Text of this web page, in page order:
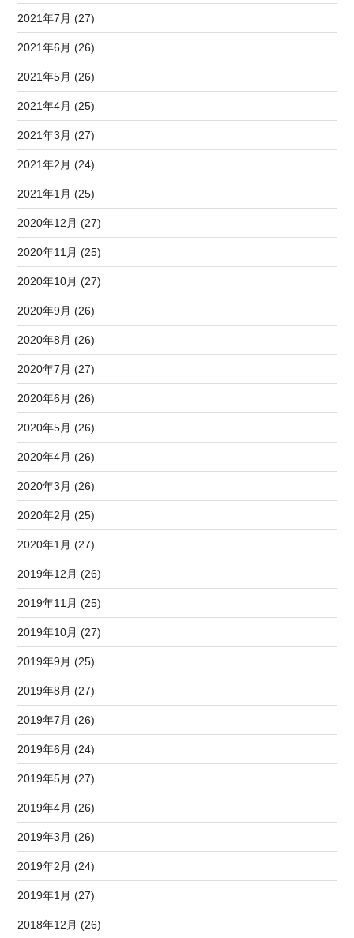
2021年7月 (27)
2021年6月 (26)
2021年5月 (26)
2021年4月 (25)
2021年3月 (27)
2021年2月 (24)
2021年1月 (25)
2020年12月 (27)
2020年11月 (25)
2020年10月 (27)
2020年9月 (26)
2020年8月 (26)
2020年7月 (27)
2020年6月 (26)
2020年5月 (26)
2020年4月 (26)
2020年3月 (26)
2020年2月 (25)
2020年1月 (27)
2019年12月 (26)
2019年11月 (25)
2019年10月 (27)
2019年9月 (25)
2019年8月 (27)
2019年7月 (26)
2019年6月 (24)
2019年5月 (27)
2019年4月 (26)
2019年3月 (26)
2019年2月 (24)
2019年1月 (27)
2018年12月 (26)